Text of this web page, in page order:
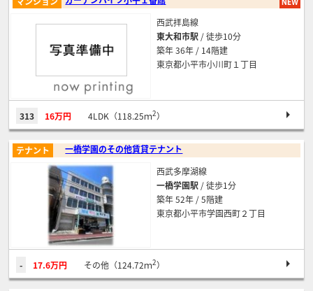
西武拝島線
東大和市駅 / 徒歩10分
築年 36年 / 14階建
東京都小平市小川町１丁目
313 16万円 4LDK（118.25ｍ2）
一橋学園のその他賃貸テナント
テナント
西武多摩湖線
一橋学園駅 / 徒歩1分
築年 52年 / 5階建
東京都小平市学園西町２丁目
- 17.6万円 その他（124.72ｍ2）